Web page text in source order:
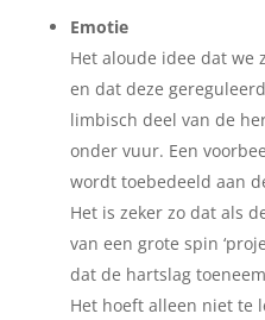
Emotie
Het aloude idee dat we
en dat deze
limbisch deel van de
onder vuur. Een
wordt toebedeeld aan
Het is zeker zo dat als
van een grote spin
dat de hartslag
Het hoeft alleen niet te